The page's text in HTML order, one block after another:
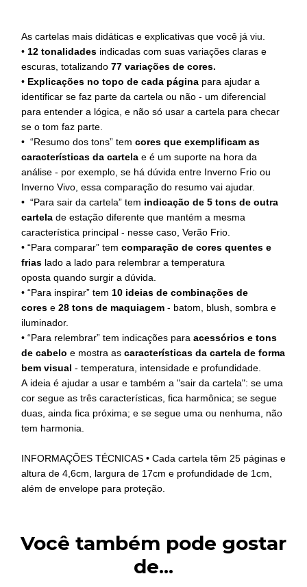
As cartelas mais didáticas e explicativas que você já viu.
• 12 tonalidades indicadas com suas variações claras e
escuras, totalizando 77 variações de cores.
• Explicações no topo de cada página para ajudar a
identificar se faz parte da cartela ou não - um diferencial
para entender a lógica, e não só usar a cartela para checar
se o tom faz parte.
• “Resumo dos tons” tem cores que exemplificam as
características da cartela e é um suporte na hora da
análise - por exemplo, se há dúvida entre Inverno Frio ou
Inverno Vivo, essa comparação do resumo vai ajudar.
• “Para sair da cartela” tem indicação de 5 tons de outra
cartela de estação diferente que mantém a mesma
característica principal - nesse caso, Verão Frio.
• “Para comparar” tem comparação de cores quentes e
frias lado a lado para relembrar a temperatura
oposta quando surgir a dúvida.
• “Para inspirar” tem 10 ideias de combinações de
cores e 28 tons de maquiagem - batom, blush, sombra e
iluminador.
• “Para relembrar” tem indicações para acessórios e tons
de cabelo e mostra as características da cartela de forma
bem visual - temperatura, intensidade e profundidade.
A ideia é ajudar a usar e também a "sair da cartela": se uma
cor segue as três características, fica harmônica; se segue
duas, ainda fica próxima; e se segue uma ou nenhuma, não
tem harmonia.
INFORMAÇÕES TÉCNICAS • Cada cartela têm 25 páginas e
altura de 4,6cm, largura de 17cm e profundidade de 1cm,
além de envelope para proteção.
Você também pode gostar
de...